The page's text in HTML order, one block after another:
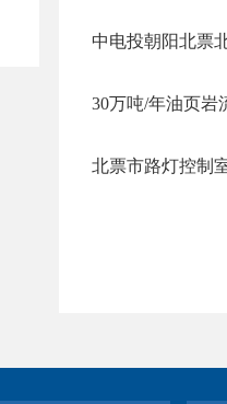
30万吨/年油页岩
北票市路灯控制